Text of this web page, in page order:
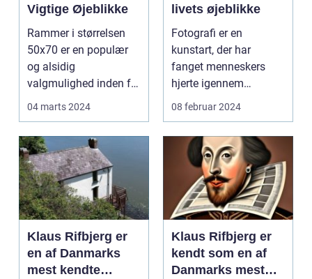
Vigtige Øjeblikke
Rammer i størrelsen
50x70 er en populær
og alsidig
valgmulighed inden for
indramning af billeder,
04 marts 2024
livets øjeblikke
Fotografi er en
kunstart, der har
fanget menneskers
hjerte igennem
generationer. Det er en
08 februar 2024
Klaus Rifbjerg er
en af Danmarks
mest kendte
Klaus Rifbjerg er
kendt som en af
Danmarks mest